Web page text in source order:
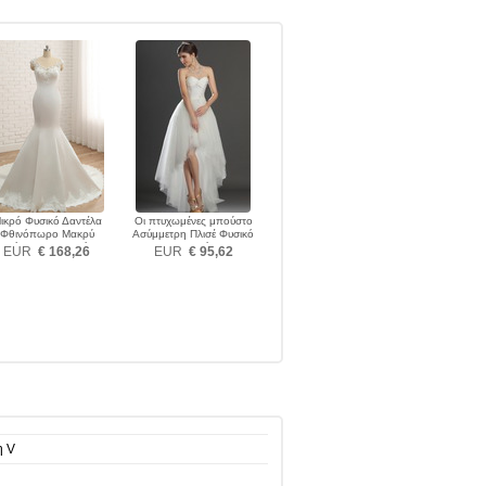
Φυσικό Δαντέλα
Φθινόπωρο Μακρύ
Κόσμημα Νυφικά
EUR € 168,26
Οι πτυχωμένες μπούστο
Ασύμμετρη Πλισέ Φυσικό
Νυφικά
EUR € 95,62
V